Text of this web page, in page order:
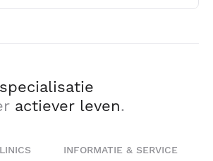
actiever leven.
INFORMATIE & SERVICE